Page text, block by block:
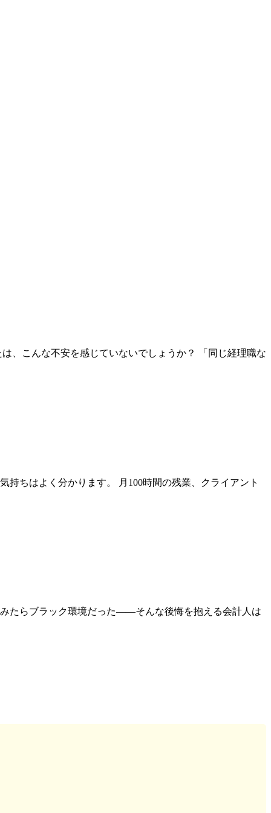
、こんな不安を感じていないでしょうか？ 「同じ経理職な
ちはよく分かります。 月100時間の残業、クライアント
たらブラック環境だった——そんな後悔を抱える会計人は